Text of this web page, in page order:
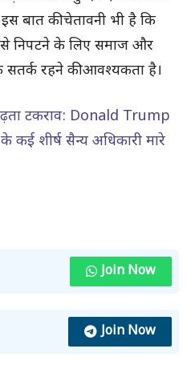
बात की चेतावनी भी है कि
निपटने के लिए समाज और
सतर्क रहने की आवश्यकता है।
टकराव: Donald Trump
कई शीर्ष सैन्य अधिकारी मारे
Join Now
Join Now